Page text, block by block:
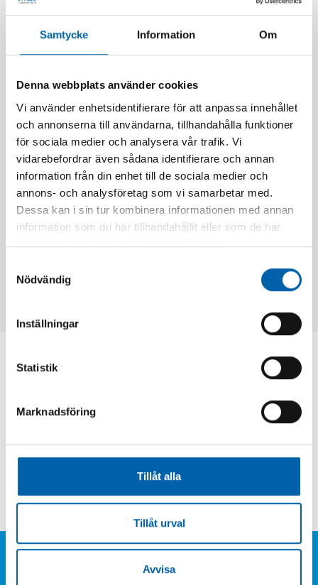
Samtycke Information Om
Denna webbplats använder cookies
Vi använder enhetsidentifierare för att anpassa innehållet
och annonserna till användarna, tillhandahålla funktioner
för sociala medier och analysera vår trafik. Vi
vidarebefordrar även sådana identifierare och annan
information från din enhet till de sociala medier och
annons- och analysföretag som vi samarbetar med.
Dessa kan i sin tur kombinera informationen med annan
information som du har tillhandahållit eller som de har
samlat in när du har använt deras tjänster.
Nödvändig
Inställningar
Statistik
Marknadsföring
Tillåt alla
Tillåt urval
Avvisa
efter färg eftersom olika färger har olika
kemiska sammansättningar.
smälts, därefter formas det till nya produkter,
återvunna glaset kan användas för att tillverka
nya glasbehållare, isoleringsmaterial, glasfiber
och till och med vägbeläggningar.
minskad användning av råmaterial (sand, soda
och kalksten), lägre energiförbrukning jämfört
minskar också mängden avfall som hamnar på
soptippar.
Det är värt att notera att glas kan återvinnas
oändligt utan att förlora kvaliteten, vilket gör
materialåtervinning.
ett viktigt steg mot att minska avfallet och